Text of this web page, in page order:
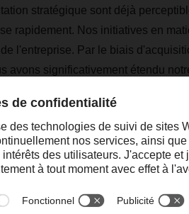
stratégique sont déjà
rapidement. Nos initiatives en
l'entreprise. Par le biais
avons significativement étendu
complète de solutions de
à intégrer les processus
sont couronnés de succès.
Forts de ces